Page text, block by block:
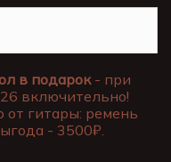
в подарок- при
включительно!
от гитары: ремень
- 3500₽.